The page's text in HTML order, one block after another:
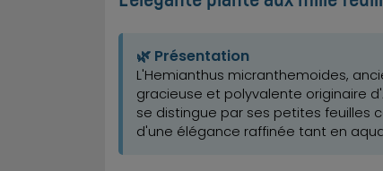
🌿 Présentation
L'Hemianthus micranthemoides,
gracieuse et polyvalente originaire
se distingue par ses petites feuilles
d'une élégance raffinée tant en